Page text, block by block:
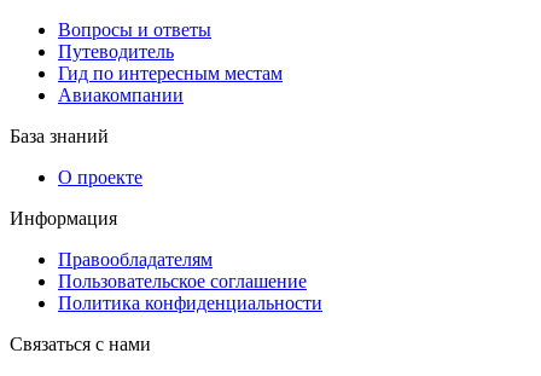
Вопросы и ответы
Путеводитель
Гид по интересным местам
Авиакомпании
База знаний
О проекте
Информация
Правообладателям
Пользовательское соглашение
Политика конфиденциальности
Связаться с нами